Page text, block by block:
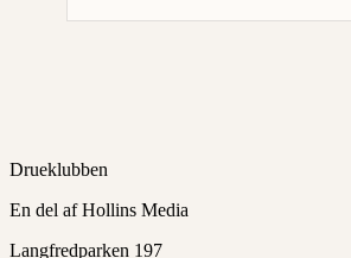
Drueklubben
En del af Hollins Media
Langfredparken 197